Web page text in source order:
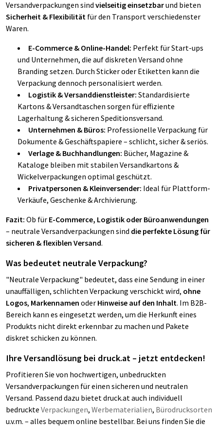
Versandverpackungen sind vielseitig einsetzbarund bieten
Sicherheit & Flexibilität für den Transport verschiedenster
Waren.
E-Commerce & Online-Handel: Perfekt für Start-ups
und Unternehmen, die auf diskreten Versand ohne
Branding setzen. Durch Sticker oder Etiketten kann die
Verpackung dennoch personalisiert werden.
Logistik & Versanddienstleister: Standardisierte
Kartons & Versandtaschen sorgen für effiziente
Lagerhaltung & sicheren Speditionsversand.
Unternehmen & Büros: Professionelle Verpackung für
Dokumente & Geschäftspapiere – schlicht, sicher & seriös.
Verlage & Buchhandlungen: Bücher, Magazine &
Kataloge bleiben mit stabilen Versandkartons &
Wickelverpackungen optimal geschützt.
Privatpersonen & Kleinversender: Ideal für Plattform-
Verkäufe, Geschenke & Archivierung.
Fazit: Ob für E-Commerce, Logistik oder Büroanwendungen
– neutrale Versandverpackungen sind die perfekte Lösung für
sicheren & flexiblen Versand.
Was bedeutet neutrale Verpackung?
"Neutrale Verpackung" bedeutet, dass eine Sendung in einer
unauffälligen, schlichten Verpackung verschickt wird, ohne
Logos, Markennamen oder Hinweise auf den Inhalt. Im B2B-
Bereich kann es eingesetzt werden, um die Herkunft eines
Produkts nicht direkt erkennbar zu machen und Pakete
diskret schicken zu können.
Ihre Versandlösung bei druck.at – jetzt entdecken!
Profitieren Sie von hochwertigen, unbedruckten
Versandverpackungen für einen sicheren und neutralen
Versand. Passend dazu bietet druck.at auch individuell
bedruckte Verpackungen, Werbematerialien, Bürodrucksorten
u.v.m. – alles bequem online bestellbar. Bei uns finden Sie die